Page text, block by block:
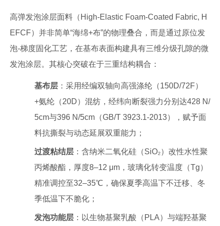
高弹发泡涂层面料（High-Elastic Foam-Coated Fabric, H
EFCF）并非简单“海绵+布”的物理叠合，而是通过原位发
泡-梯度固化工艺，在基布表面构建具有三维分级孔隙的微
发泡涂层。其核心突破在于三重结构耦合：
基布层 ：采用经编双轴向高强涤纶（150D/72F）
+氨纶（20D）混纺，经纬向断裂强力分别达428 N/
5cm与396 N/5cm（GB/T 3923.1-2013），赋予面
料抗撕裂与动态延展双重能力；
过渡粘结层 ：含纳米二氧化硅（SiO₂）改性水性聚
丙烯酸酯，厚度8–12 μm，玻璃化转变温度（Tg）
精准调控至32–35℃，确保夏季高温下不迁移、冬
季低温下不脆化；
发泡功能层 ：以生物基聚乳酸（PLA）与端羟基聚